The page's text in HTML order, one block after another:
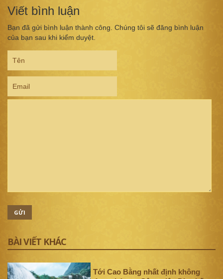
Viết bình luận
Bạn đã gửi bình luận thành công. Chúng tôi sẽ đăng bình luận
của bạn sau khi kiểm duyệt.
GỬI
BÀI VIẾT KHÁC
Tới Cao Bằng nhất định không